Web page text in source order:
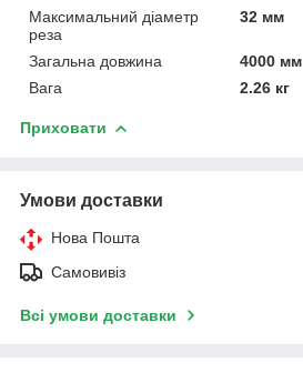
Максимальний діаметр
реза
32 мм
Загальна довжина
4000 мм
Вага
2.26 кг
Приховати
Умови доставки
Нова Пошта
Самовивіз
Всі умови доставки